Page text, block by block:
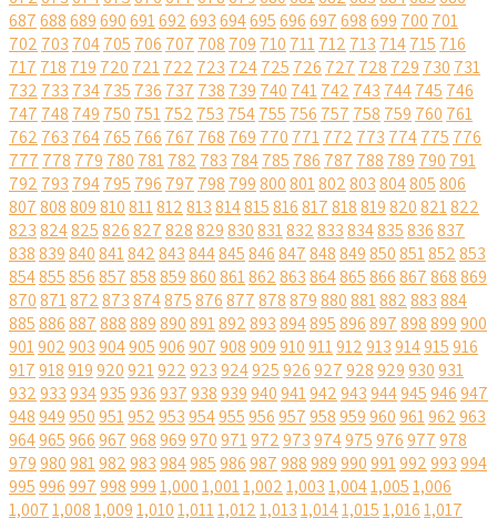
687688689690691692693694695696697698699 700 701
702 703 704705 706 707 708 709 710 711712 713 714715 716
717 718 719 720 721722 723 724725 726 727 728 729 730 731
732 733 734735 736 737 738 739 740 741742 743 744745 746
747 748 749 750 751752 753 754755 756 757 758 759 760 761
762 763 764765 766 767 768 769 770 771772 773 774775 776
777 778 779 780 781782 783 784785 786 787 788 789 790 791
792 793 794795 796 797 798 799800801802803804805806
807808809810811812813814815816817818819820821822
823824825826827828829830831832833834835836837
838839840841842843844845846847848849850851852853
854855856857858859860861862863864865866867868869
870871872873874875876877878879880881882883884
885886887888889890891892893894895896897898899900
901902903904905906907908909910911912913914915916
917918919920921922923924925926927928929930931
932933934935936937938939940941942943944945946947
948949950951952953954955956957958959960961962963
964965966967968969970971972973974975976977978
979980981982983984985986987988989990991992993994
9959969979989991,0001,0011,0021,0031,0041,0051,006
1,0071,0081,0091,0101,0111,0121,0131,0141,0151,0161,017